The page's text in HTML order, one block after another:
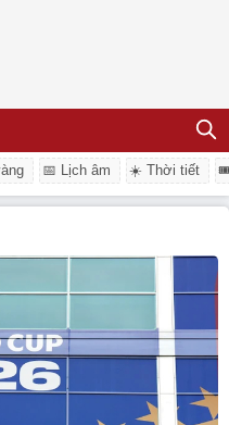
📅 Lịch âm ☀️ Thời tiết